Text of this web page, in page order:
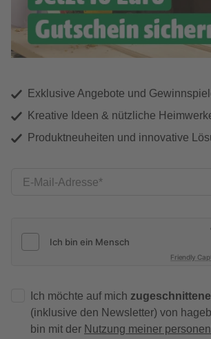
Exklusive Angebote und
Kreative Ideen & nützliche
Produktneuheiten und innovative
E-Mail-Adresse
Friendly
Ich möchte auf mich
(inklusive den Newsletter) von
bin mit der Nutzung meiner